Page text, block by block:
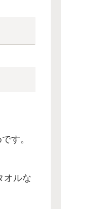
す。
オルな